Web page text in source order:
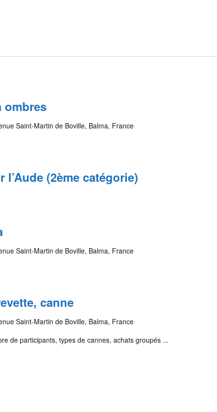
ombres
Saint-Martin de Boville, Balma, France
(2ème catégorie)
Saint-Martin de Boville, Balma, France
canne
Saint-Martin de Boville, Balma, France
de participants, types de cannes, achats groupés ...